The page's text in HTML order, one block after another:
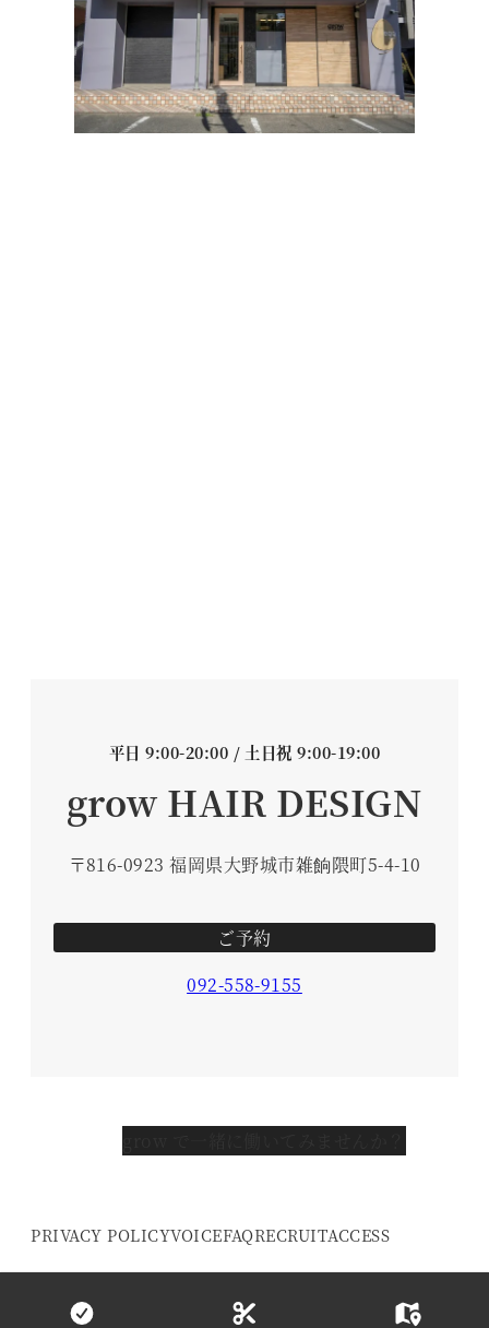
平日 9:00-20:00 / 土日祝 9:00-19:00
grow HAIR DESIGN
〒816-0923 福岡県大野城市雑餉隈町5-4-10
ご予約
092-558-9155
PRIVACY POLICYVOICEFAQRECRUITACCESS
© 2016- grow HAIR DESIGN. All Rights